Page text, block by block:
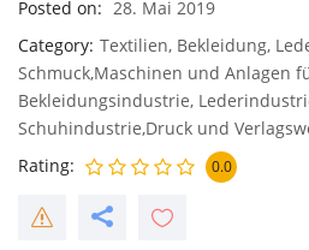
Posted on
28. Mai 2019
Category Textilien, Bekleidung,
Schmuck,Maschinen und Anlagen
Bekleidungsindustrie,
Schuhindustrie,Druck und
Rating
0.0